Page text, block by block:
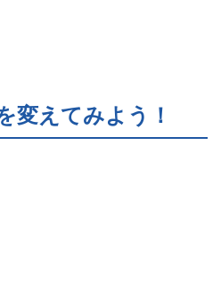
変えてみよう！